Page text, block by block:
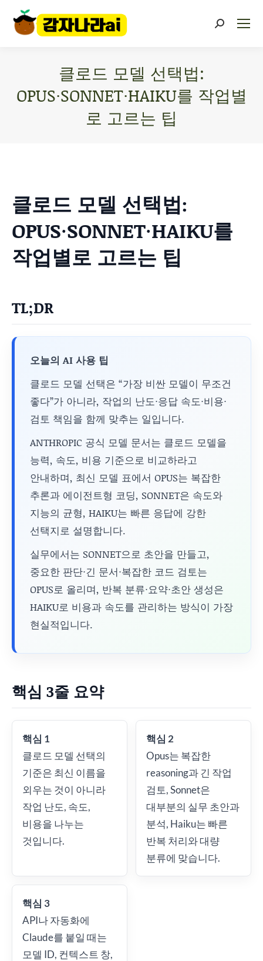
클로드 모델 선택법:
OPUS·SONNET·HAIKU를 작업별
로 고르는 팁
클로드 모델 선택법:
OPUS·SONNET·HAIKU를
작업별로 고르는 팁
TL;DR
오늘의 AI 사용 팁
클로드 모델 선택은 “가장 비싼 모델이 무조건
좋다”가 아니라, 작업의 난도·응답 속도·비용·
검토 책임을 함께 맞추는 일입니다.
ANTHROPIC 공식 모델 문서는 클로드 모델을
능력, 속도, 비용 기준으로 비교하라고
안내하며, 최신 모델 표에서 OPUS는 복잡한
추론과 에이전트형 코딩, SONNET은 속도와
지능의 균형, HAIKU는 빠른 응답에 강한
선택지로 설명합니다.
실무에서는 SONNET으로 초안을 만들고,
중요한 판단·긴 문서·복잡한 코드 검토는
OPUS로 올리며, 반복 분류·요약·초안 생성은
HAIKU로 비용과 속도를 관리하는 방식이 가장
현실적입니다.
핵심 3줄 요약
핵심 1
클로드 모델 선택의
기준은 최신 이름을
외우는 것이 아니라
작업 난도, 속도,
비용을 나누는
것입니다.
핵심 2
Opus는 복잡한
reasoning과 긴 작업
검토, Sonnet은
대부분의 실무 초안과
분석, Haiku는 빠른
반복 처리와 대량
분류에 맞습니다.
핵심 3
API나 자동화에
Claude를 붙일 때는
모델 ID, 컨텍스트 창,